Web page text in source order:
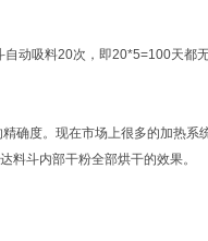
动吸料20次，即20*5=100天都
度。现在市场上很多的加热系
料斗内部干粉全部烘干的效果。